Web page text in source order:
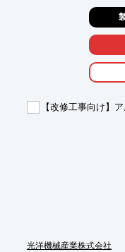
す。当社の飫肥杉デッ
試験で高い評価を得て
ずに使用できる実績が
さも魅力です。
【活用シーン】
・ウッドデッキ
・通路
・BBQエリア
【改修工事向け】
光洋機械産業株式会社